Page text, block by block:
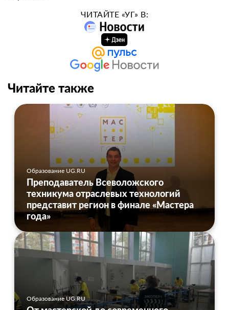
ЧИТАЙТЕ «УГ» В:
Читайте также
Образование UG.RU
Преподаватель Всеволожского
техникума отраслевых технологий
представит регион в финале «Мастера
года»
Образование UG.RU